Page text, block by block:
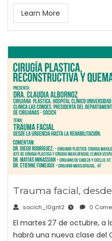
Learn More
Trauma facial,
socich_l0gnt2 0
El martes 27 de octubre, a
habrá una nueva clase del